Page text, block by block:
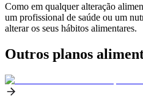
Como em qualquer alteração
um profissional de saúde ou um
alterar os seus hábitos alimentares.
Outros planos